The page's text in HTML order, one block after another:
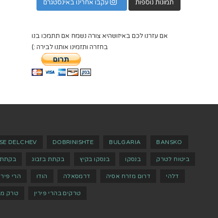
תמונות נוספות עקבו אחרינו באינסטגרם
אם עזרנו לכם באיזושהיא צורה נשמח אם תתמכו בנו
בחזרה ותזמינו אותנו לבירה :)
BANSKO
BULGARIA
DOBRINISHTE
DELCHEV
ביטוח לטרק בנסקו בנסקו בקיץ בקתת בזבוג בקתת
דלהי דרום מזרח אסיה דרמסאלה הודו הרי
טרקים בהרי פירין טרק